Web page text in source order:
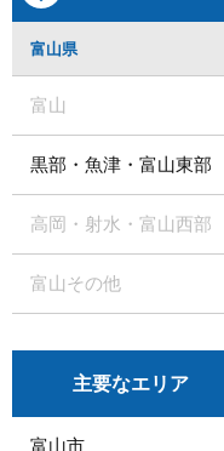
富山県
富山
黒部・魚津・富山東部
高岡・射水・富山西部
富山その他
主要なエリア
富山市